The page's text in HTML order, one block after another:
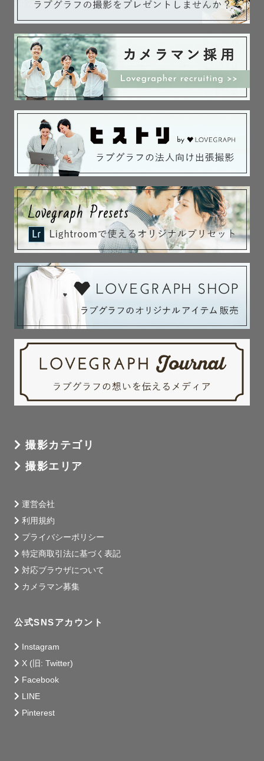
撮影希望地：都道府県、公園・海・季節の花畑・神社・お
うち・学校など
その他ご要望:ありましたら御記入ください😌
最後までご覧頂きありがとうございます◎
皆様とお会い出来ることを楽しみにしています°. ♡ .°
撮影カテゴリ
撮影エリア
運営会社
利用規約
プライバシーポリシー
特定商取引法に基づく表記
対応ブラウザについて
カメラマン募集
公式SNSアカウント
Instagram
X (旧: Twitter)
Facebook
LINE
Pinterest